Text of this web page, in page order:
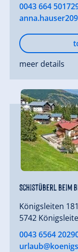
0043 664
meer details
Schistüberl beim
Königsleiten 181
5742
0043 6564